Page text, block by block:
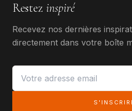
Restez inspiré
Recevez nos dernières
directement dans votre boîte